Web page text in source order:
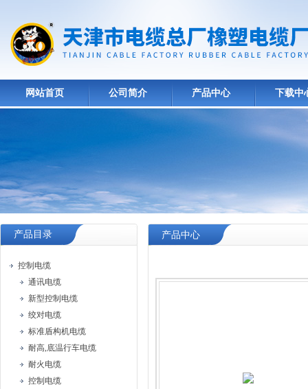
网站首页 公司简介 产品中心 下载中
产品目录
控制电缆
通讯电缆
新型控制电缆
绞对电缆
标准盾构机电缆
耐高,底温行车电缆
耐火电缆
控制电缆
产品中心